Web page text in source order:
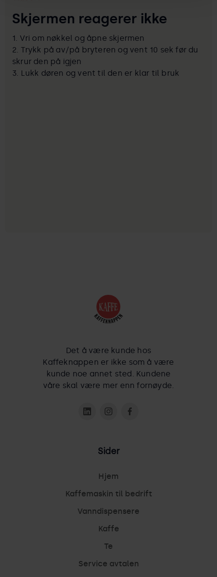
Skjermen reagerer ikke
1. Vri om nøkkel og åpne skjermen
2. Trykk på av/på bryteren og vent 10 sek før du
skrur den på igjen
3. Lukk døren og vent til den er klar til bruk
Det å være kunde hos
Kaffeknappen er ikke som å være
kunde noe annet sted. Kundene
våre skal være mer enn fornøyde.
Sider
Hjem
Kaffemaskin til bedrift
Vanndispensere
Kaffe
Te
Service avtalen